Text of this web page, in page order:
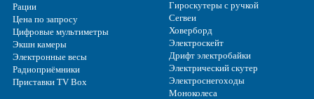
Рации
Цена по запросу
Цифровые мультиметры
Экшн камеры
Электронные весы
Радиоприёмники
Приставки TV Box
Гироскутеры с ручкой
Сегвеи
Ховерборд
Электроскейт
Дрифт электробайки
Электрический скутер
Электроснегоходы
Моноколеса